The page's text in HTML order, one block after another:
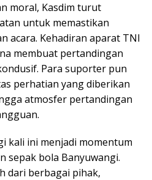
moral, Kasdim turut
untuk memastikan
acara. Kehadiran aparat TNI
membuat pertandingan
Para suporter pun
perhatian yang diberikan
atmosfer pertandingan
kali ini menjadi momentum
sepak bola Banyuwangi.
dari berbagai pihak,